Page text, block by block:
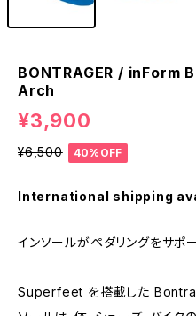
BONTRAGER / inForm
Arch
¥3,900
¥6,500 40%OFF
International shipping
インソールがペダリングをサポ
Superfeet を搭載した